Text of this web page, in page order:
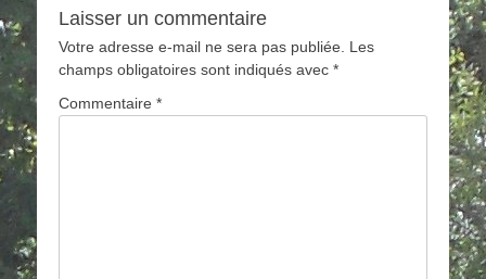
Laisser un commentaire
Votre adresse e-mail ne sera pas publiée.
Les
champs obligatoires sont indiqués avec *
Commentaire *